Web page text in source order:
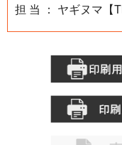
担 当 ： ヤギヌマ【